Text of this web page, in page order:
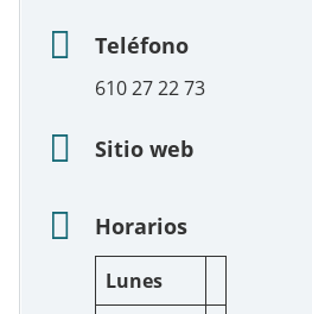
Teléfono
610 27 22 73
Sitio web
Horarios
Lunes